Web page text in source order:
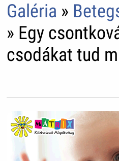
Galéria »
» Egy
csodákat tud